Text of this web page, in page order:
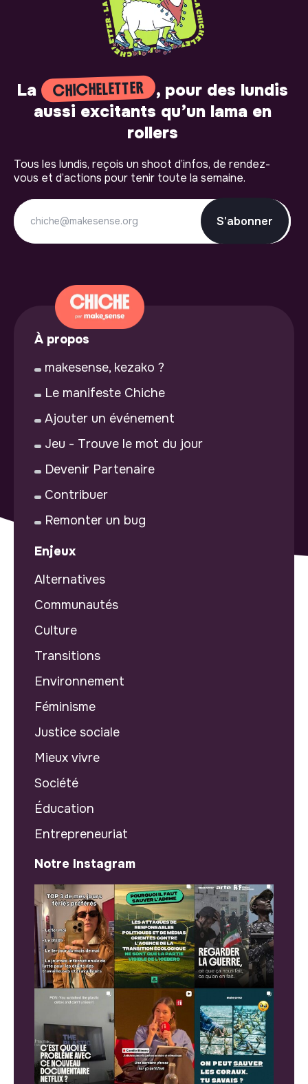
La CHICHELETTER
, pour des lundis
aussi excitants qu’un lama en
rollers
Tous les lundis, reçois un shoot d’infos, de rendez-
vous et d’actions pour tenir toute la semaine.
S'abonner
À propos
makesense, kezako ?
Le manifeste Chiche
Ajouter un événement
Jeu - Trouve le mot du jour
Devenir Partenaire
Contribuer
Remonter un bug
Enjeux
Alternatives
Communautés
Culture
Transitions
Environnement
Féminisme
Justice sociale
Mieux vivre
Société
Éducation
Entrepreneuriat
Notre Instagram